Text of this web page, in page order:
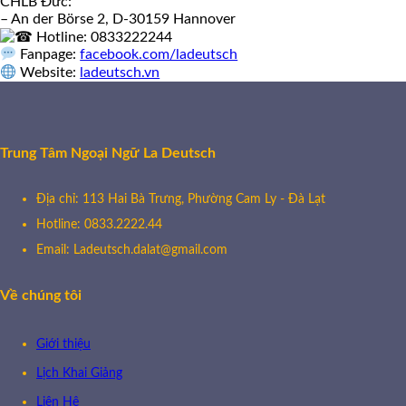
🌸
– An der Börse 2, D-30159 Hannover
Hotline: 0833222244
Fanpage:facebook.com/ladeutsch
Website: ladeutsch.vn
Trung Tâm Ngoại Ngữ La Deutsch
Địa chỉ: 113 Hai Bà Trưng, Phường Cam Ly - Đà Lạt
Hotline: 0833.2222.44
Email: Ladeutsch.dalat@gmail.com
Về chúng tôi
Giới thiệu
Lịch Khai Giảng
Liên Hệ